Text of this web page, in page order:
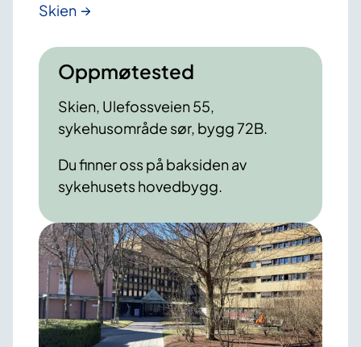
Skien
Oppmøtested
Skien, Ulefossveien 55,
sykehusområde sør, bygg 72B.
Du finner oss på baksiden av
sykehusets hovedbygg.